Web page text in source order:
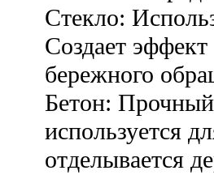
Стекло:
Создает
бережного
Бетон:
используется
отделывается